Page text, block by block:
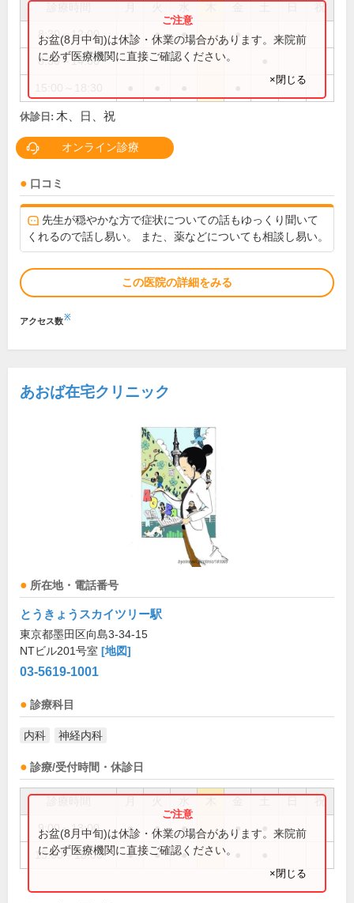
祝
8:30～12:00 ● ● ● ●
8:30～14:00
お盆(8月中旬)は休診・休業の場合があります。来院前
に必ず医療機関に直接ご確認ください。
×閉じる
休診日: 木、日、祝
オンライン診療
口コミ
先生が穏やかな方で症状についての話もゆっくり聞いて
くれるので話し易い。 また、薬などについても相談し易い。
この医院の詳細をみる
アクセス数※
あおば在宅クリニック
所在地・電話番号
とうきょうスカイツリー駅
東京都墨田区向島3-34-15
NTビル201号室 [地図]
03-5619-1001
診療科目
内科 神経内科
診療/受付時間・休診日
祝
9:00～13:00 ● ● ● ●
15:00～18:00 ● ● ●
お盆(8月中旬)は休診・休業の場合があります。来院前
に必ず医療機関に直接ご確認ください。
×閉じる